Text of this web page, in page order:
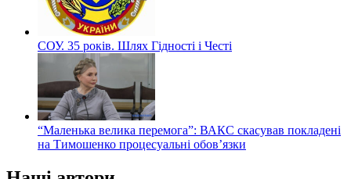
СОУ. 35 років. Шлях Гідності і Честі
“Маленька велика перемога”: ВАКС скасував покладені
на Тимошенко процесуальні обов’язки